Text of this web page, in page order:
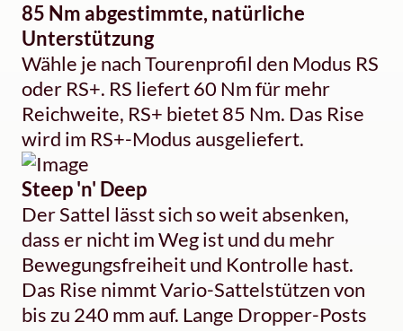
85 Nm abgestimmte, natürliche
Unterstützung
Wähle je nach Tourenprofil den Modus RS
oder RS+. RS liefert 60 Nm für mehr
Reichweite, RS+ bietet 85 Nm. Das Rise
wird im RS+-Modus ausgeliefert.
Steep 'n' Deep
Der Sattel lässt sich so weit absenken,
dass er nicht im Weg ist und du mehr
Bewegungsfreiheit und Kontrolle hast.
Das Rise nimmt Vario-Sattelstützen von
bis zu 240 mm auf. Lange Dropper-Posts